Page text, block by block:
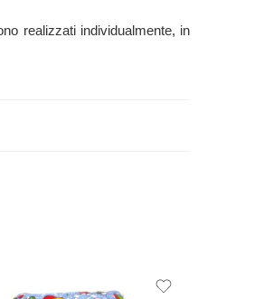
realizzati individualmente, in